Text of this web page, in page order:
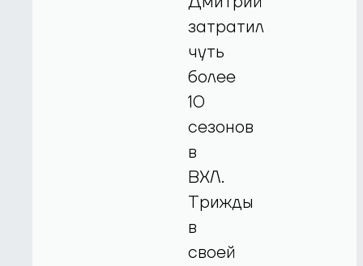
затратил
чуть
более
10
сезонов
в
ВХЛ.
Трижды
в
своей